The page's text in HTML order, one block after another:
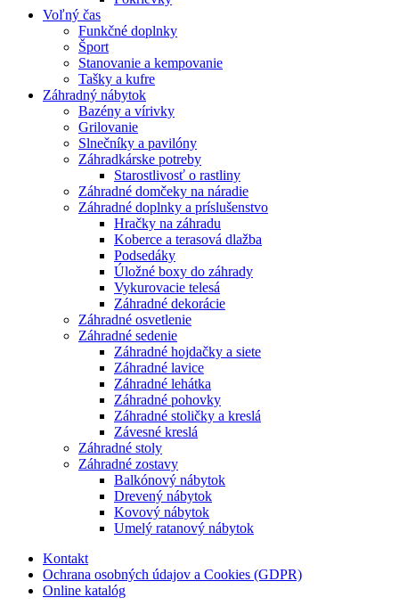
Voľný čas
Funkčné doplnky
Šport
Stanovanie a kempovanie
Tašky a kufre
Záhradný nábytok
Bazény a vírivky
Grilovanie
Slnečníky a pavilóny
Záhradkárske potreby
Starostlivosť o rastliny
Záhradné domčeky na náradie
Záhradné doplnky a príslušenstvo
Hračky na záhradu
Koberce a terasová dlažba
Podsedáky
Úložné boxy do záhrady
Vykurovacie telesá
Záhradné dekorácie
Záhradné osvetlenie
Záhradné sedenie
Záhradné hojdačky a siete
Záhradné lavice
Záhradné lehátka
Záhradné pohovky
Záhradné stoličky a kreslá
Závesné kreslá
Záhradné stoly
Záhradné zostavy
Balkónový nábytok
Drevený nábytok
Kovový nábytok
Umelý ratanový nábytok
Kontakt
Ochrana osobných údajov a Cookies (GDPR)
Online katalóg